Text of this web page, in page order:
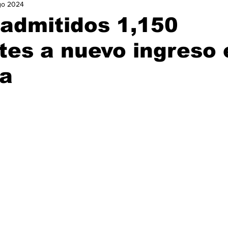
de Éxito
1,150
a nuevo ingreso
2024